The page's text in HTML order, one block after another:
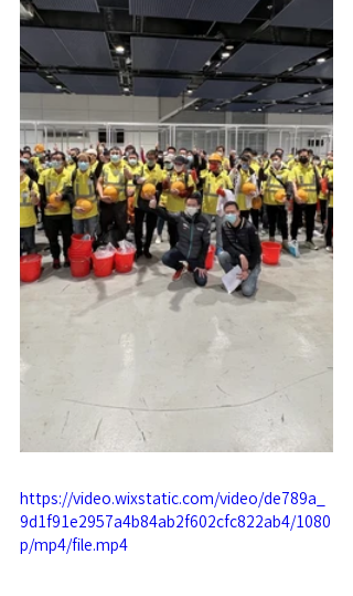
https://video.wixstatic.com/video/de789a_
9d1f91e2957a4b84ab2f602cfc822ab4/1080
p/mp4/file.mp4